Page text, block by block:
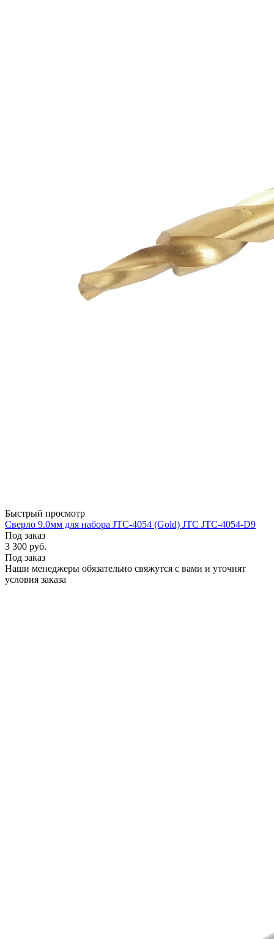
Быстрый просмотр
Сверло 9.0мм для набора JTC-4054 (Gold) JTC JTC-4054-D9
Под заказ
3 300 руб.
Под заказ
Наши менеджеры обязательно свяжутся с вами и уточнят
условия заказа